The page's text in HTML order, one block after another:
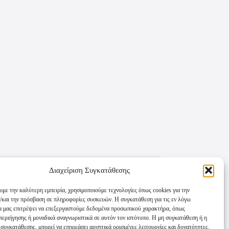
Διαχείριση Συγκατάθεσης
την καλύτερη εμπειρία, χρησιμοποιούμε τεχνολογίες όπως cookies για την
την πρόσβαση σε πληροφορίες συσκευών. Η συγκατάθεση για τις εν λόγω
μας επιτρέψει να επεξεργαστούμε δεδομένα προσωπικού χαρακτήρα, όπως
ή μοναδικά αναγνωριστικά σε αυτόν τον ιστότοπο. Η μη συγκατάθεση ή η
μπορεί να επηρεάσει αρνητικά ορισμένες λειτουργίες και δυνατότητες.